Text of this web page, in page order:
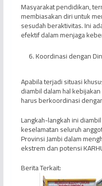
Masyarakat pendidikan,
membiasakan diri untuk
sesudah beraktivitas. Ini
efektif dalam menjaga
Koordinasi dengan
Apabila terjadi situasi
diambil dalam hal
harus berkoordinasi
Langkah-langkah ini
keselamatan seluruh
Provinsi Jambi dalam
ekstrem dan potensi
Berita Terkait: